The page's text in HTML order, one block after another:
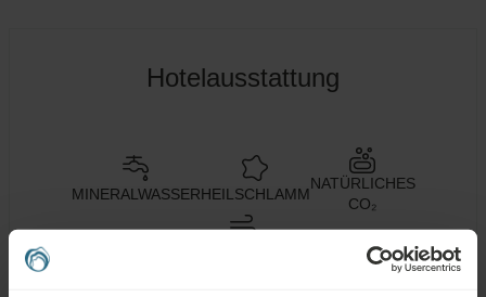
Hotelausstattung
MINERALWASSERHEILSCHLAMM
NATÜRLICHES
CO₂